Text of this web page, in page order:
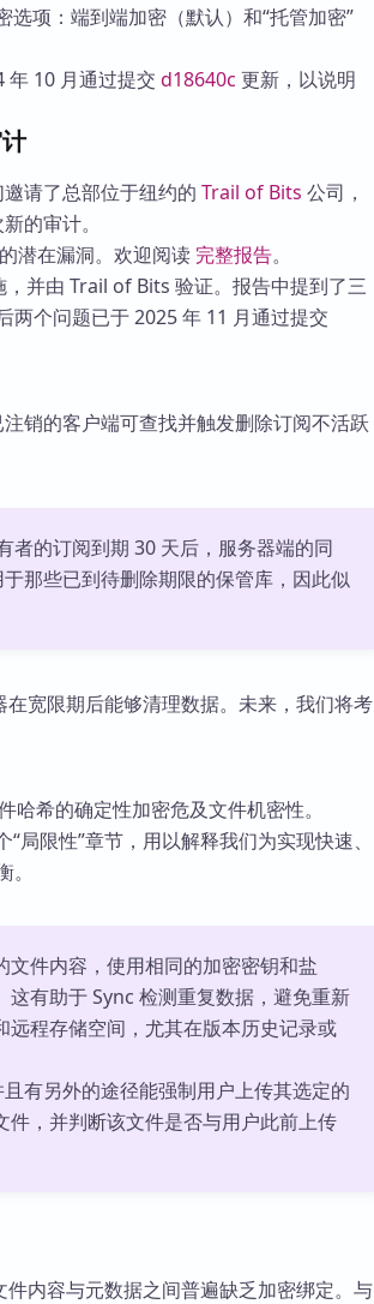
项：端到端加密（默认）和“托管加密”
年 10 月通过提交 d18640c 更新，以说明
请了总部位于纽约的 Trail of Bits 公司，
的审计。
潜在漏洞。欢迎阅读 完整报告。
并由 Trail of Bits 验证。报告中提到了三
两个问题已于 2025 年 11 月通过提交
销的客户端可查找并触发删除订阅不活跃
的订阅到期 30 天后，服务器端的同
那些已到待删除期限的保管库，因此似
宽限期后能够清理数据。未来，我们将考
希的确定性加密危及文件机密性。
“局限性”章节，用以解释我们为实现快速、
件内容，使用相同的加密密钥和盐
有助于 Sync 检测重复数据，避免重新
程存储空间，尤其在版本历史记录或
有另外的途径能强制用户上传其选定的
，并判断该文件是否与用户此前上传
内容与元数据之间普遍缺乏加密绑定。与